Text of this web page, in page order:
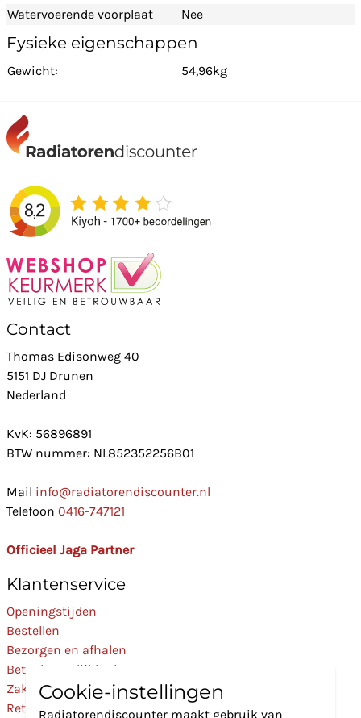
Watervoerende voorplaat
Nee
Fysieke eigenschappen
Gewicht: 54,96kg
Contact
Thomas Edisonweg 40
5151 DJ Drunen
Nederland
KvK: 56896891
BTW nummer: NL852352256B01
Mail info@radiatorendiscounter.nl
Telefoon 0416-747121
Officieel Jaga Partner
Klantenservice
Openingstijden
Bestellen
Bezorgen en afhalen
Betaalmogelijkheden
Zakelijk
Retourneren
Cookie-instellingen
Radiatorendiscounter maakt gebruik van